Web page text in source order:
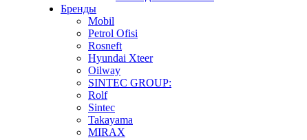
Бренды
Mobil
Petrol Ofisi
Rosneft
Hyundai Xteer
Oilway
SINTEC GROUP:
Rolf
Sintec
Takayama
MIRAX